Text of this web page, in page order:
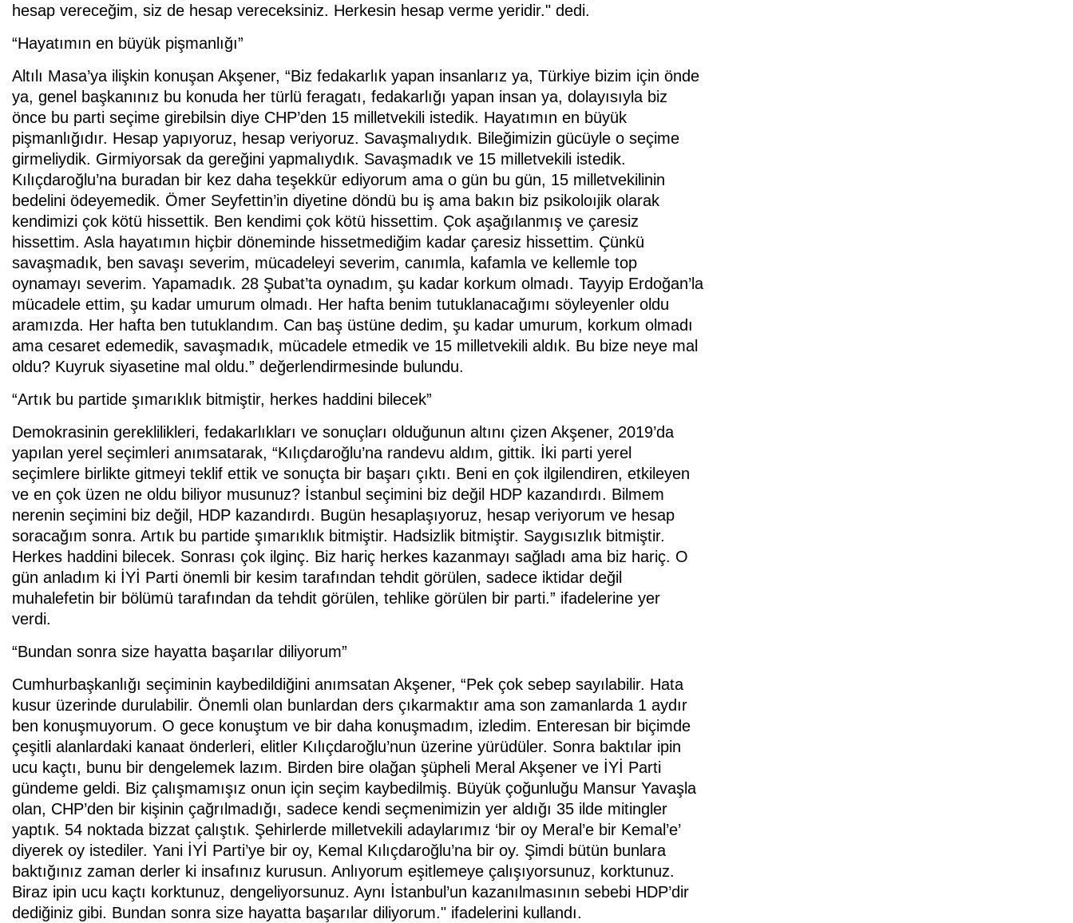
hesap vereceğim, siz de hesap vereceksiniz. Herkesin hesap verme yeridir." dedi.
“Hayatımın en büyük pişmanlığı”
Altılı Masa’ya ilişkin konuşan Akşener, “Biz fedakarlık yapan insanlarız ya, Türkiye bizim için önde
ya, genel başkanınız bu konuda her türlü feragatı, fedakarlığı yapan insan ya, dolayısıyla biz
önce bu parti seçime girebilsin diye CHP’den 15 milletvekili istedik. Hayatımın en büyük
pişmanlığıdır. Hesap yapıyoruz, hesap veriyoruz. Savaşmalıydık. Bileğimizin gücüyle o seçime
girmeliydik. Girmiyorsak da gereğini yapmalıydık. Savaşmadık ve 15 milletvekili istedik.
Kılıçdaroğlu’na buradan bir kez daha teşekkür ediyorum ama o gün bu gün, 15 milletvekilinin
bedelini ödeyemedik. Ömer Seyfettin’in diyetine döndü bu iş ama bakın biz psikoloıjik olarak
kendimizi çok kötü hissettik. Ben kendimi çok kötü hissettim. Çok aşağılanmış ve çaresiz
hissettim. Asla hayatımın hiçbir döneminde hissetmediğim kadar çaresiz hissettim. Çünkü
savaşmadık, ben savaşı severim, mücadeleyi severim, canımla, kafamla ve kellemle top
oynamayı severim. Yapamadık. 28 Şubat’ta oynadım, şu kadar korkum olmadı. Tayyip Erdoğan’la
mücadele ettim, şu kadar umurum olmadı. Her hafta benim tutuklanacağımı söyleyenler oldu
aramızda. Her hafta ben tutuklandım. Can baş üstüne dedim, şu kadar umurum, korkum olmadı
ama cesaret edemedik, savaşmadık, mücadele etmedik ve 15 milletvekili aldık. Bu bize neye mal
oldu? Kuyruk siyasetine mal oldu.” değerlendirmesinde bulundu.
“Artık bu partide şımarıklık bitmiştir, herkes haddini bilecek”
Demokrasinin gereklilikleri, fedakarlıkları ve sonuçları olduğunun altını çizen Akşener, 2019’da
yapılan yerel seçimleri anımsatarak, “Kılıçdaroğlu’na randevu aldım, gittik. İki parti yerel
seçimlere birlikte gitmeyi teklif ettik ve sonuçta bir başarı çıktı. Beni en çok ilgilendiren, etkileyen
ve en çok üzen ne oldu biliyor musunuz? İstanbul seçimini biz değil HDP kazandırdı. Bilmem
nerenin seçimini biz değil, HDP kazandırdı. Bugün hesaplaşıyoruz, hesap veriyorum ve hesap
soracağım sonra. Artık bu partide şımarıklık bitmiştir. Hadsizlik bitmiştir. Saygısızlık bitmiştir.
Herkes haddini bilecek. Sonrası çok ilginç. Biz hariç herkes kazanmayı sağladı ama biz hariç. O
gün anladım ki İYİ Parti önemli bir kesim tarafından tehdit görülen, sadece iktidar değil
muhalefetin bir bölümü tarafından da tehdit görülen, tehlike görülen bir parti.” ifadelerine yer
verdi.
“Bundan sonra size hayatta başarılar diliyorum”
Cumhurbaşkanlığı seçiminin kaybedildiğini anımsatan Akşener, “Pek çok sebep sayılabilir. Hata
kusur üzerinde durulabilir. Önemli olan bunlardan ders çıkarmaktır ama son zamanlarda 1 aydır
ben konuşmuyorum. O gece konuştum ve bir daha konuşmadım, izledim. Enteresan bir biçimde
çeşitli alanlardaki kanaat önderleri, elitler Kılıçdaroğlu’nun üzerine yürüdüler. Sonra baktılar ipin
ucu kaçtı, bunu bir dengelemek lazım. Birden bire olağan şüpheli Meral Akşener ve İYİ Parti
gündeme geldi. Biz çalışmamışız onun için seçim kaybedilmiş. Büyük çoğunluğu Mansur Yavaşla
olan, CHP’den bir kişinin çağrılmadığı, sadece kendi seçmenimizin yer aldığı 35 ilde mitingler
yaptık. 54 noktada bizzat çalıştık. Şehirlerde milletvekili adaylarımız ‘bir oy Meral’e bir Kemal’e’
diyerek oy istediler. Yani İYİ Parti’ye bir oy, Kemal Kılıçdaroğlu’na bir oy. Şimdi bütün bunlara
baktığınız zaman derler ki insafınız kurusun. Anlıyorum eşitlemeye çalışıyorsunuz, korktunuz.
Biraz ipin ucu kaçtı korktunuz, dengeliyorsunuz. Aynı İstanbul’un kazanılmasının sebebi HDP’dir
dediğiniz gibi. Bundan sonra size hayatta başarılar diliyorum." ifadelerini kullandı.